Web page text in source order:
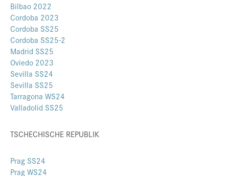
Bilbao 2022
Cordoba 2023
Cordoba SS25
Cordoba SS25-2
Madrid SS25
Oviedo 2023
Sevilla SS24
Sevilla SS25
Tarragona WS24
Valladolid SS25
TSCHECHISCHE REPUBLIK
Prag SS24
Prag WS24